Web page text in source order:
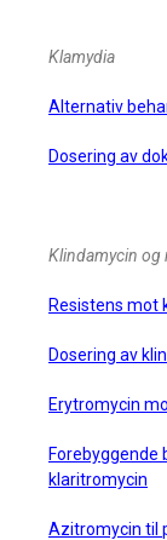
Klamydia
Alternativ
Dosering av
Klindamycin og
Resistens mot
Dosering av
Erytromycin
Forebyggende
klaritromycin
Azitromycin til